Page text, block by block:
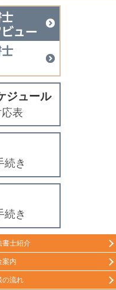
ジュール
表
続き
続き
書士紹介
案内
の流れ